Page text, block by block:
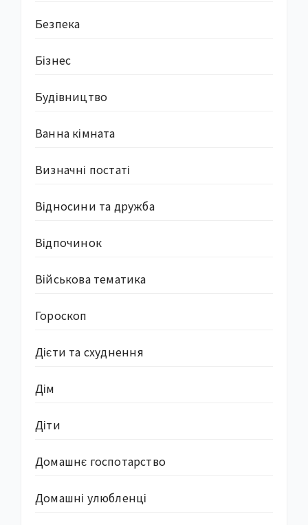
Безпека
Бізнес
Будівництво
Ванна кімната
Визначні постаті
Відносини та дружба
Відпочинок
Військова тематика
Гороскоп
Дієти та схуднення
Дім
Діти
Домашнє госпотарство
Домашні улюбленці